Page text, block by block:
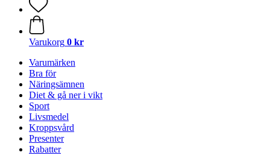
Varukorg 0 kr
Varumärken
Bra för
Näringsämnen
Diet & gå ner i vikt
Sport
Livsmedel
Kroppsvård
Presenter
Rabatter